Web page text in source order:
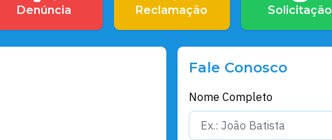
Denúncia Reclamação Solicitação
Fale Conosco
Nome Completo